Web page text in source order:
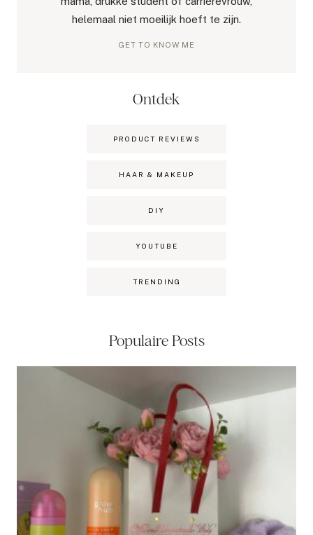
helemaal niet moeilijk hoeft te zijn.
GET TO KNOW ME
Ontdek
PRODUCT REVIEWS
HAAR & MAKEUP
DIY
YOUTUBE
TRENDING
Populaire Posts